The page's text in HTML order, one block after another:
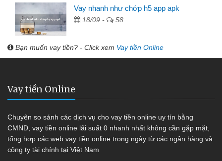
Vay nhanh như chớp h5 app apk
18/09 - 58
Bạn muốn vay tiền? - Click xem Vay tiền Online
Vay tiền Online
Chuyên so sánh các dịch vụ cho vay tiền online uy tín bằng
CMND, vay tiền online lãi suất 0 nhanh nhất không cần gặp mặt,
tổng hợp các web vay tiền online trong ngày từ các ngân hàng và
công ty tài chính tại Việt Nam